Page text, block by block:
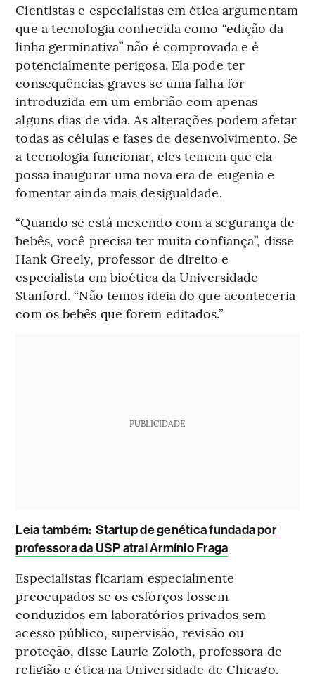
Cientistas e especialistas em ética argumentam
que a tecnologia conhecida como “edição da
linha germinativa” não é comprovada e é
potencialmente perigosa. Ela pode ter
consequências graves se uma falha for
introduzida em um embrião com apenas
alguns dias de vida. As alterações podem afetar
todas as células e fases de desenvolvimento. Se
a tecnologia funcionar, eles temem que ela
possa inaugurar uma nova era de eugenia e
fomentar ainda mais desigualdade.
“Quando se está mexendo com a segurança de
bebês, você precisa ter muita confiança”, disse
Hank Greely, professor de direito e
especialista em bioética da Universidade
Stanford. “Não temos ideia do que aconteceria
com os bebês que forem editados.”
PUBLICIDADE
Leia também: Startup de genética fundada por
professora da USP atrai Armínio Fraga
Especialistas ficariam especialmente
preocupados se os esforços fossem
conduzidos em laboratórios privados sem
acesso público, supervisão, revisão ou
proteção, disse Laurie Zoloth, professora de
religião e ética na Universidade de Chicago.